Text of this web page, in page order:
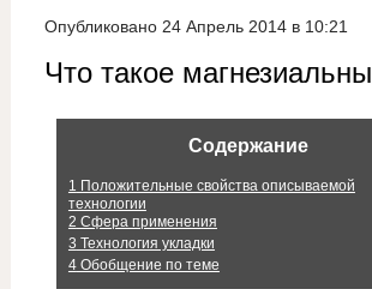
Опубликовано 24 Апрель 2014 в 10:21
Что такое
Содержание
1 Положительные свойства описываемой
технологии
2 Сфера применения
3 Технология укладки
4Обобщение по теме